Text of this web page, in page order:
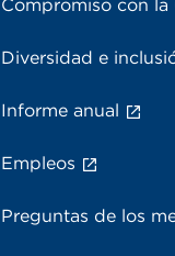
Compromiso con la
Diversidad e
Informe anual
Empleos
Preguntas de los